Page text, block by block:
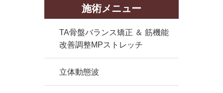
施術メニュー
TA骨盤バランス矯正 ＆ 筋機能
改善調整MPストレッチ
立体動態波